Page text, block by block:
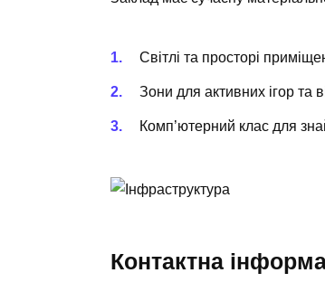
Світлі та просторі
Зони для активних ігор та
Комп’ютерний клас для
Контактна